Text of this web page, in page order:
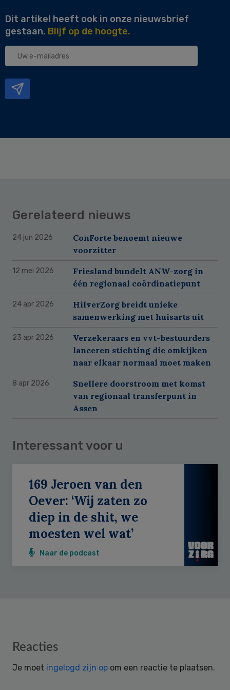
Dit artikel heeft ook in onze nieuwsbrief
gestaan. Blijf op de hoogte.
Uw
Gerelateerd nieuws
24 jun 2026
ConForte benoemt nieuwe
voorzitter
12 mei 2026
Friesland bundelt ANW-zorg in
één regionaal coördinatiepunt
24 apr 2026
HilverZorg breidt unieke
samenwerking met huisarts uit
23 apr 2026
Verzekeraars en vvt-bestuurders
lanceren stichting die omkijken
naar elkaar normaal moet maken
8 apr 2026
Snellere doorstroom met komst
van regionaal transferpunt in
Assen
Interessant voor u
169 Jeroen van den
Oever: ‘Wij zaten zo
diep in de shit, we
moesten wel wat’
Naar de podcast
Reader
Reacties
Je moet ingelogd zijn op om een reactie te plaatsen.